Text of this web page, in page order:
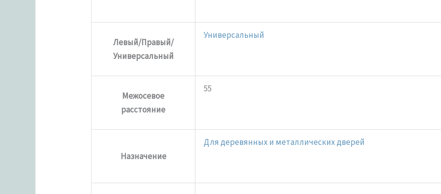
Левый/Правый/
Универсальный
Универсальный
Межосевое
расстояние
55
Назначение
Для деревянных и металлических дверей